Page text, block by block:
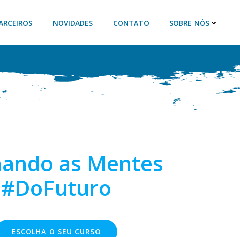
NOVIDADES CONTATO SOBRE NÓS
as Mentes
#DoFuturo
ESCOLHA O SEU CURSO